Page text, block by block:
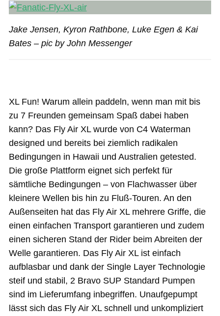
Jake Jensen, Kyron Rathbone, Luke Egen & Kai
Bates – pic by John Messenger
XL Fun! Warum allein paddeln, wenn man mit bis
zu 7 Freunden gemeinsam Spaß dabei haben
kann? Das Fly Air XL wurde von C4 Waterman
designed und bereits bei ziemlich radikalen
Bedingungen in Hawaii und Australien getested.
Die große Plattform eignet sich perfekt für
sämtliche Bedingungen – von Flachwasser über
kleinere Wellen bis hin zu Fluß-Touren. An den
Außenseiten hat das Fly Air XL mehrere Griffe, die
einen einfachen Transport garantieren und zudem
einen sicheren Stand der Rider beim Abreiten der
Welle garantieren. Das Fly Air XL ist einfach
aufblasbar und dank der Single Layer Technologie
steif und stabil, 2 Bravo SUP Standard Pumpen
sind im Lieferumfang inbegriffen. Unaufgepumpt
lässt sich das Fly Air XL schnell und unkompliziert